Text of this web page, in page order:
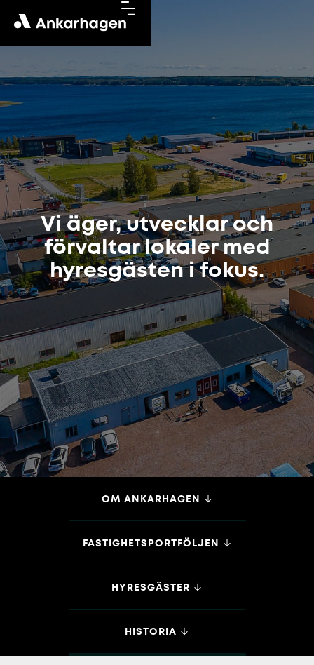
Vi äger, utvecklar och
förvaltar lokaler med
hyresgästen i fokus.
OM ANKARHAGEN
FASTIGHETSPORTFÖLJEN
HYRESGÄSTER
HISTORIA